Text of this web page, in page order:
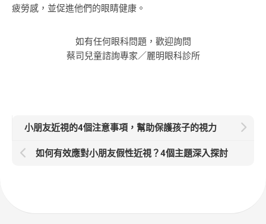
疲勞感，並促進他們的眼睛健康。
如有任何眼科問題，歡迎詢問
蔡司兒童諮詢專家／麗明眼科診所
小朋友近視的4個注意事項，幫助保護孩子的視力
如何有效應對小朋友假性近視？4個主題深入探討